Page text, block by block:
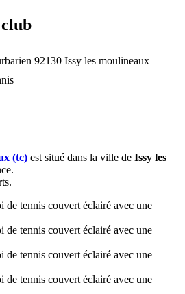
92130 Issy les moulineaux
(tc) est situé dans la ville de Issy les
de tennis couvert éclairé avec une
de tennis couvert éclairé avec une
de tennis couvert éclairé avec une
de tennis couvert éclairé avec une